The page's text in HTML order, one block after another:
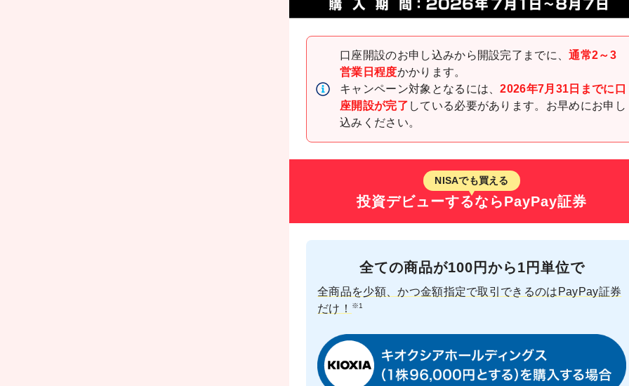
口座開設のお申し込みから開設完了までに、通常2～3
営業日程度かかります。
キャンペーン対象となるには、2026年7月31日までに口
座開設が完了 している必要があります。お早めにお申し
込みください。
NISAでも買える
投資デビューするならPayPay証券
全ての商品が100円から1円単位で
全商品を少額、かつ金額指定で取引できるのはPayPay証券
だけ！
※1